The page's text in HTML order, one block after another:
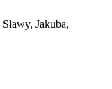
Sławy, Jakuba,